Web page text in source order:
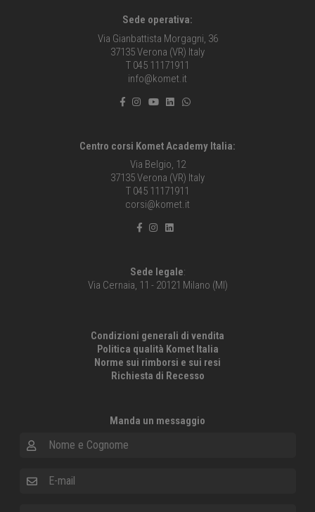
Sede operativa:
Via Gianbattista Morgagni, 36
37135 Verona (VR) Italy
T 045 11171911
info@komet.it
Centro corsi Komet Academy Italia:
Via Belgio, 12
37135 Verona (VR) Italy
T 045 11171911
corsi@komet.it
Sede legale:
Via Cernaia, 11 - 20121 Milano (MI)
Condizioni generali di vendita
Politica qualità Komet Italia
Norme sui rimborsi e sui resi
Richiesta di Recesso
Manda un messaggio